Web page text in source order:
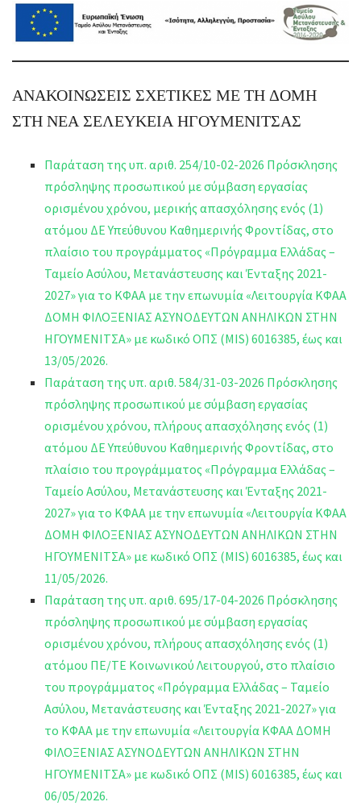
ΑΝΑΚΟΙΝΩΣΕΙΣ ΣΧΕΤΙΚΕΣ ΜΕ ΤΗ ΔΟΜΗ
ΣΤΗ ΝΕΑ ΣΕΛΕΥΚΕΙΑ ΗΓΟΥΜΕΝΙΤΣΑΣ
Παράταση της υπ. αριθ. 254/10-02-2026 Πρόσκλησης
πρόσληψης προσωπικού με σύμβαση εργασίας
ορισμένου χρόνου, μερικής απασχόλησης ενός (1)
ατόμου ΔΕ Υπεύθυνου Καθημερινής Φροντίδας, στο
πλαίσιο του προγράμματος «Πρόγραμμα Ελλάδας –
Ταμείο Ασύλου, Μετανάστευσης και Ένταξης 2021-
2027» για το ΚΦΑΑ με την επωνυμία «Λειτουργία ΚΦΑΑ
ΔΟΜΗ ΦΙΛΟΞΕΝΙΑΣ ΑΣΥΝΟΔΕΥΤΩΝ ΑΝΗΛΙΚΩΝ ΣΤΗΝ
ΗΓΟΥΜΕΝΙΤΣΑ» με κωδικό ΟΠΣ (MIS) 6016385, έως και
13/05/2026.
Παράταση της υπ. αριθ. 584/31-03-2026 Πρόσκλησης
πρόσληψης προσωπικού με σύμβαση εργασίας
ορισμένου χρόνου, πλήρους απασχόλησης ενός (1)
ατόμου ΔΕ Υπεύθυνου Καθημερινής Φροντίδας, στο
πλαίσιο του προγράμματος «Πρόγραμμα Ελλάδας –
Ταμείο Ασύλου, Μετανάστευσης και Ένταξης 2021-
2027» για το ΚΦΑΑ με την επωνυμία «Λειτουργία ΚΦΑΑ
ΔΟΜΗ ΦΙΛΟΞΕΝΙΑΣ ΑΣΥΝΟΔΕΥΤΩΝ ΑΝΗΛΙΚΩΝ ΣΤΗΝ
ΗΓΟΥΜΕΝΙΤΣΑ» με κωδικό ΟΠΣ (MIS) 6016385, έως και
11/05/2026.
Παράταση της υπ. αριθ. 695/17-04-2026 Πρόσκλησης
πρόσληψης προσωπικού με σύμβαση εργασίας
ορισμένου χρόνου, πλήρους απασχόλησης ενός (1)
ατόμου ΠΕ/ΤΕ Κοινωνικού Λειτουργού, στο πλαίσιο
του προγράμματος «Πρόγραμμα Ελλάδας – Ταμείο
Ασύλου, Μετανάστευσης και Ένταξης 2021-2027» για
το ΚΦΑΑ με την επωνυμία «Λειτουργία ΚΦΑΑ ΔΟΜΗ
ΦΙΛΟΞΕΝΙΑΣ ΑΣΥΝΟΔΕΥΤΩΝ ΑΝΗΛΙΚΩΝ ΣΤΗΝ
ΗΓΟΥΜΕΝΙΤΣΑ» με κωδικό ΟΠΣ (MIS) 6016385, έως και
06/05/2026.